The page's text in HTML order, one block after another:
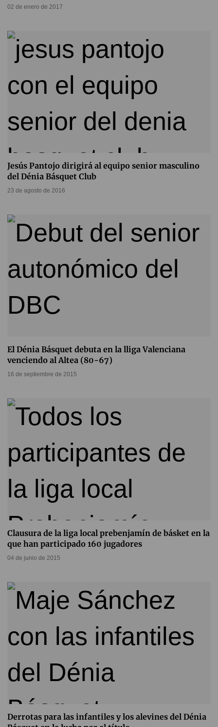
02 de enero de 2017
Jesús Pantojo dirigirá al equipo senior masculino
del Dénia Básquet Club
23 de agosto de 2016
El Dénia Básquet debuta en la lliga Valenciana
venciendo al Altea (80-67)
16 de septiembre de 2015
Clausura de la liga local prebenjamín de básket en la
que han participado 160 jugadores
04 de junio de 2015
Derrotas para las infantiles y los alevines del Dénia